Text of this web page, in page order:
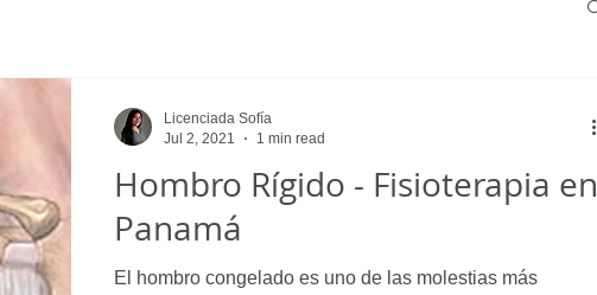
Hombro Rígido - Fisioterapia en
Panamá
El hombro congelado es uno de las molestias más
Licenciada Sofía
Jul 2, 2021
1 min read